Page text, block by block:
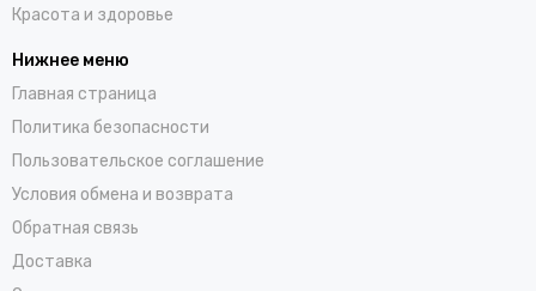
Красота и здоровье
Нижнее меню
Главная страница
Политика безопасности
Пользовательское соглашение
Условия обмена и возврата
Обратная связь
Доставка